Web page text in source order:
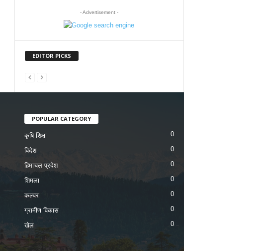
- Advertisement -
EDITOR PICKS
POPULAR CATEGORY
कृषि शिक्षा 0
विदेश 0
हिमाचल प्रदेश 0
शिमला 0
कल्चर 0
ग्रामीण विकास 0
खेल 0